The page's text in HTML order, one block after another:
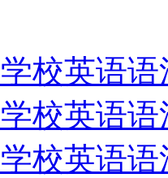
校英语语
校英语语
校英语语